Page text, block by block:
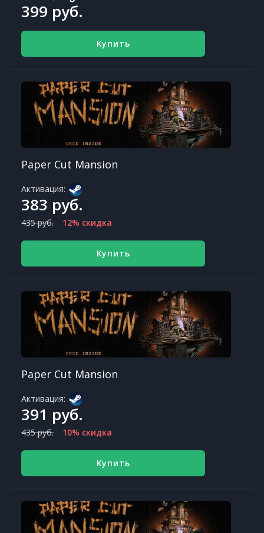
399 руб.
Купить
Paper Cut Mansion
Активация:
383 руб.
435 руб. 12% скидка
Купить
Paper Cut Mansion
Активация:
391 руб.
435 руб. 10% скидка
Купить